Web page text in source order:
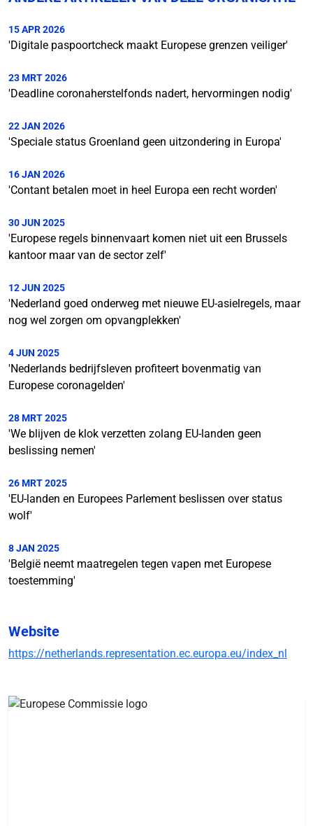
15 APR 2026
'Digitale paspoortcheck maakt Europese grenzen veiliger'
23 MRT 2026
'Deadline coronaherstelfonds nadert, hervormingen nodig'
22 JAN 2026
'Speciale status Groenland geen uitzondering in Europa'
16 JAN 2026
'Contant betalen moet in heel Europa een recht worden'
30 JUN 2025
'Europese regels binnenvaart komen niet uit een Brussels
kantoor maar van de sector zelf'
12 JUN 2025
'Nederland goed onderweg met nieuwe EU-asielregels, maar
nog wel zorgen om opvangplekken'
4 JUN 2025
'Nederlands bedrijfsleven profiteert bovenmatig van
Europese coronagelden'
28 MRT 2025
'We blijven de klok verzetten zolang EU-landen geen
beslissing nemen'
26 MRT 2025
'EU-landen en Europees Parlement beslissen over status
wolf'
8 JAN 2025
'België neemt maatregelen tegen vapen met Europese
toestemming'
Website
https://netherlands.representation.ec.europa.eu/index_nl